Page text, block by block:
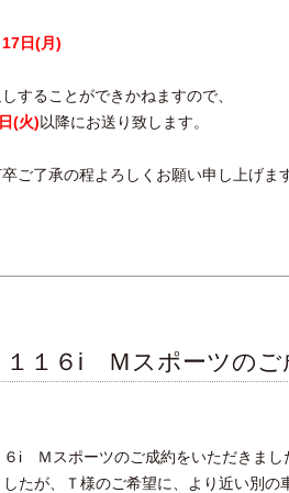
日(月)
することができかねますので、
(火)以降にお送り致します。
ご了承の程よろしくお願い申し上げます
１６i Ｍスポーツのご
i Ｍスポーツのご成約をいただきまし
たが、Ｔ様のご希望に、より近い別の